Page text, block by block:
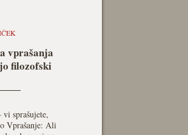
vprašanja
filozofski
sprašujete,
Vprašanje: Ali